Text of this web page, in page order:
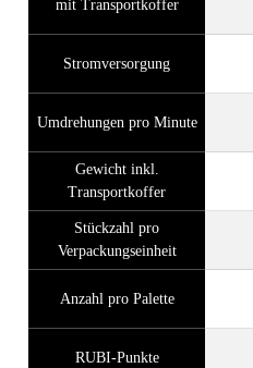
mit Transportkoffer
Stromversorgung
Umdrehungen pro Minute
Gewicht inkl.
Transportkoffer
Stückzahl pro
Verpackungseinheit
Anzahl pro Palette
RUBI-Punkte